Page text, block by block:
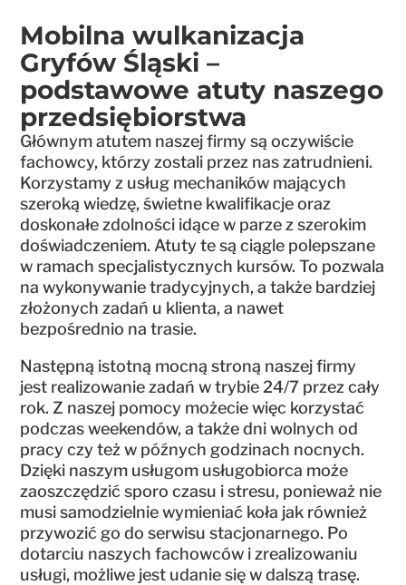
Mobilna wulkanizacja
Gryfów Śląski –
podstawowe atuty naszego
przedsiębiorstwa
Głównym atutem naszej firmy są oczywiście
fachowcy, którzy zostali przez nas zatrudnieni.
Korzystamy z usług mechaników mających
szeroką wiedzę, świetne kwalifikacje oraz
doskonałe zdolności idące w parze z szerokim
doświadczeniem. Atuty te są ciągle polepszane
w ramach specjalistycznych kursów. To pozwala
na wykonywanie tradycyjnych, a także bardziej
złożonych zadań u klienta, a nawet
bezpośrednio na trasie.
Następną istotną mocną stroną naszej firmy
jest realizowanie zadań w trybie 24/7 przez cały
rok. Z naszej pomocy możecie więc korzystać
podczas weekendów, a także dni wolnych od
pracy czy też w późnych godzinach nocnych.
Dzięki naszym usługom usługobiorca może
zaoszczędzić sporo czasu i stresu, ponieważ nie
musi samodzielnie wymieniać koła jak również
przywozić go do serwisu stacjonarnego. Po
dotarciu naszych fachowców i zrealizowaniu
usługi, możliwe jest udanie się w dalszą trasę.